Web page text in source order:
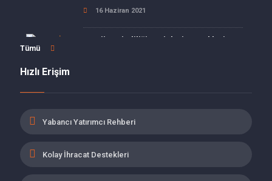
16 Haziran 2021
Enerji Verimliliği Projeleri Destekleri
HİSSESİ 5 PUANLIK İNDİRİM
Tümü
Hızlı Erişim
Yabancı Yatırımcı Rehberi
Kolay İhracat Destekleri